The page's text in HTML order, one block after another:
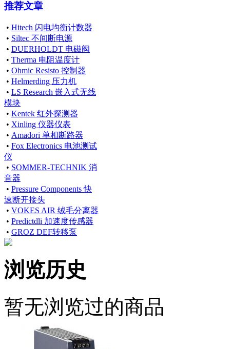
推荐文章
• Hitech 闪电均衡计数器
• Siltec 不间断电源
• DUERHOLDT 电磁阀
• Therma 电阻温度计
• Ohmic Resisto 控制器
• Helmerding 压力机
• LS Research 嵌入式无线
模块
• Kentek 红外探测器
• Xinling 仪器仪表
• Amadori 单相断路器
• Fox Electronics 电池测试
仪
• SOMMER-TECHNIK 消
音器
• Pressure Components 快
速断开接头
• VOKES AIR 绒毛分离器
• Predictdli 加速度传感器
• GROZ DEF转移泵
浏览历史
暂无浏览过的商品